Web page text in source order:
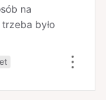
na
było